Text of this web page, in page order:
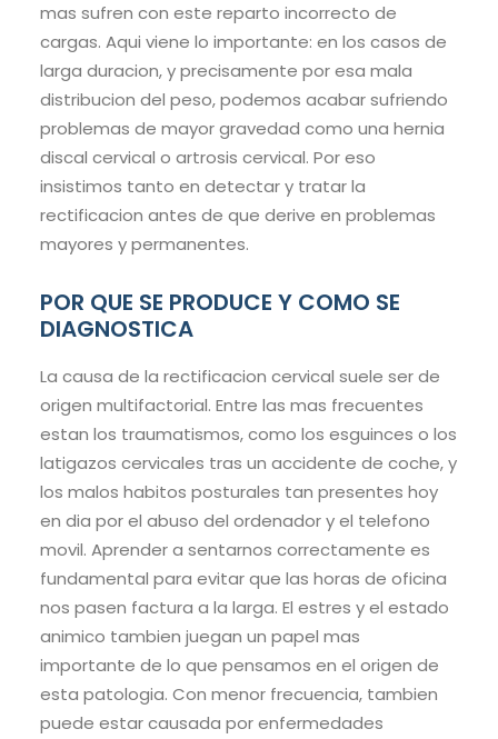
mas sufren con este reparto incorrecto de
cargas. Aqui viene lo importante: en los casos de
larga duracion, y precisamente por esa mala
distribucion del peso, podemos acabar sufriendo
problemas de mayor gravedad como una hernia
discal cervical o artrosis cervical. Por eso
insistimos tanto en detectar y tratar la
rectificacion antes de que derive en problemas
mayores y permanentes.
POR QUE SE PRODUCE Y COMO SE
DIAGNOSTICA
La causa de la rectificacion cervical suele ser de
origen multifactorial. Entre las mas frecuentes
estan los traumatismos, como los esguinces o los
latigazos cervicales tras un accidente de coche, y
los malos habitos posturales tan presentes hoy
en dia por el abuso del ordenador y el telefono
movil. Aprender a sentarnos correctamente es
fundamental para evitar que las horas de oficina
nos pasen factura a la larga. El estres y el estado
animico tambien juegan un papel mas
importante de lo que pensamos en el origen de
esta patologia. Con menor frecuencia, tambien
puede estar causada por enfermedades